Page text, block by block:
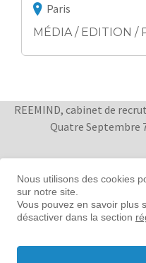
Paris
MÉDIA / EDITION /
REEMIND, cabinet de
Quatre Septembre
Contact
|
Nous utilisons des cookies
sur notre site.
Vous pouvez en savoir plus
désactiver dans la section